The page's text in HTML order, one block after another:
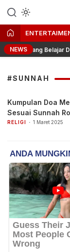
NEWS
Ruang Belajar Digital
#SUNNAH
Kumpulan Doa
Sesuai Sunnah
RELIGI 1 Maret 2025